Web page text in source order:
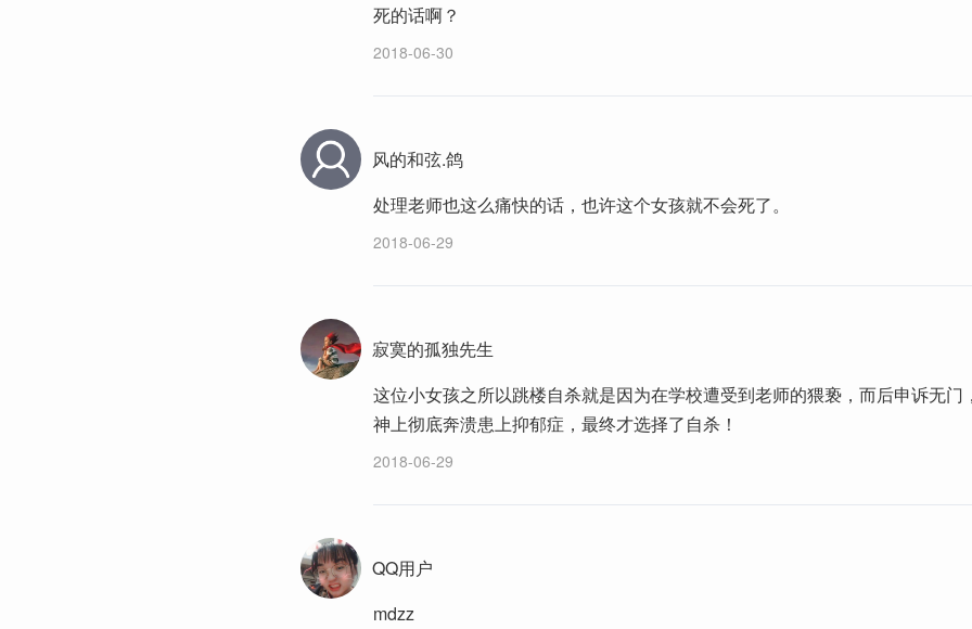
死的话啊？
2018-06-30
风的和弦.鸽
处理老师也这么痛快的话，也许这个女孩就不会死了。
2018-06-29
寂寞的孤独先生
这位小女孩之所以跳楼自杀就是因为在学校遭受到老师的猥亵，而后申诉无门
神上彻底奔溃患上抑郁症，最终才选择了自杀！
2018-06-29
QQ用户
mdzz